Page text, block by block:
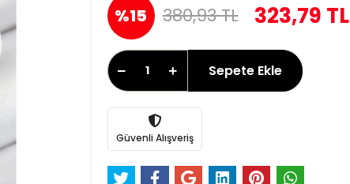
%15 380,93 TL 323,79 TL
Sepete Ekle
Güvenli Alışveriş